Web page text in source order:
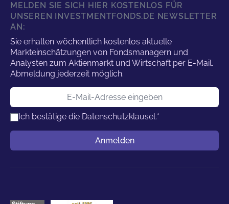
MELDEN SIE SICH HIER KOSTENLOS FÜR
UNSEREN INVESTMENTFONDS.DE NEWSLETTER
AN:
Sie erhalten wöchentlich kostenlos aktuelle
Markteinschätzungen von Fondsmanagern und
Analysten zum Aktienmarkt und Wirtschaft per E-Mail.
Abmeldung jederzeit möglich.
E-Mail-Adresse
Ich bestätige die Datenschutzklausel.*
Anmelden